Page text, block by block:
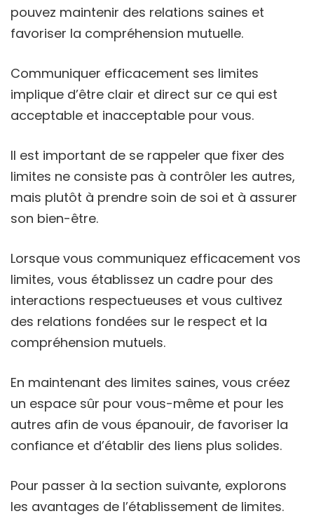
pouvez maintenir des relations saines et
favoriser la compréhension mutuelle.
Communiquer efficacement ses limites
implique d’être clair et direct sur ce qui est
acceptable et inacceptable pour vous.
Il est important de se rappeler que fixer des
limites ne consiste pas à contrôler les autres,
mais plutôt à prendre soin de soi et à assurer
son bien-être.
Lorsque vous communiquez efficacement vos
limites, vous établissez un cadre pour des
interactions respectueuses et vous cultivez
des relations fondées sur le respect et la
compréhension mutuels.
En maintenant des limites saines, vous créez
un espace sûr pour vous-même et pour les
autres afin de vous épanouir, de favoriser la
confiance et d’établir des liens plus solides.
Pour passer à la section suivante, explorons
les avantages de l’établissement de limites.